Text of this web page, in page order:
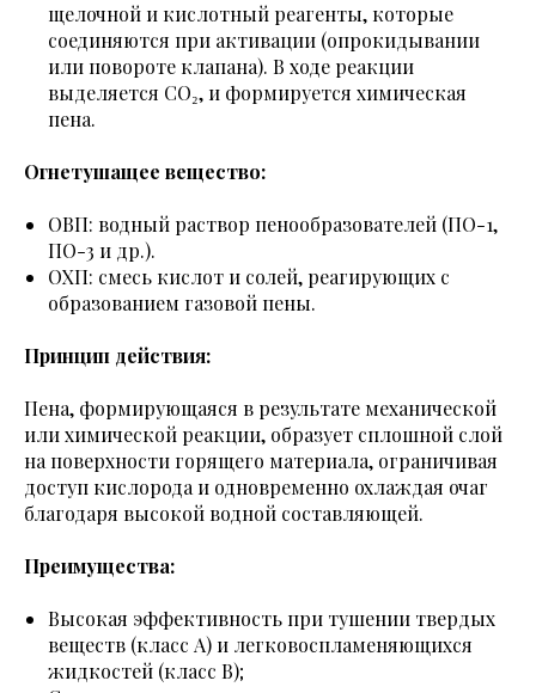
щелочной и кислотный реагенты, которые
соединяются при активации (опрокидывании
или повороте клапана). В ходе реакции
выделяется CO₂, и формируется химическая
пена.
Огнетушащее вещество:
ОВП: водный раствор пенообразователей (ПО-1,
ПО-3 и др.).
ОХП: смесь кислот и солей, реагирующих с
образованием газовой пены.
Принцип действия:
Пена, формирующаяся в результате механической
или химической реакции, образует сплошной слой
на поверхности горящего материала, ограничивая
доступ кислорода и одновременно охлаждая очаг
благодаря высокой водной составляющей.
Преимущества:
Высокая эффективность при тушении твердых
веществ (класс A) и легковоспламеняющихся
жидкостей (класс B);